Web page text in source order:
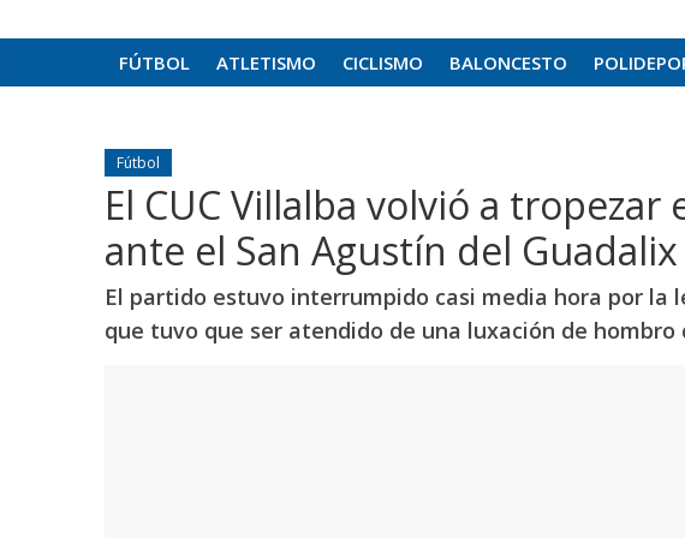
FÚTBOL ATLETISMO CICLISMO BALONCESTO
Fútbol
El CUC Villalba volvió a
ante el San Agustín del Guadalix
El partido estuvo interrumpido casi media hora por
que tuvo que ser atendido de una luxación de hombro